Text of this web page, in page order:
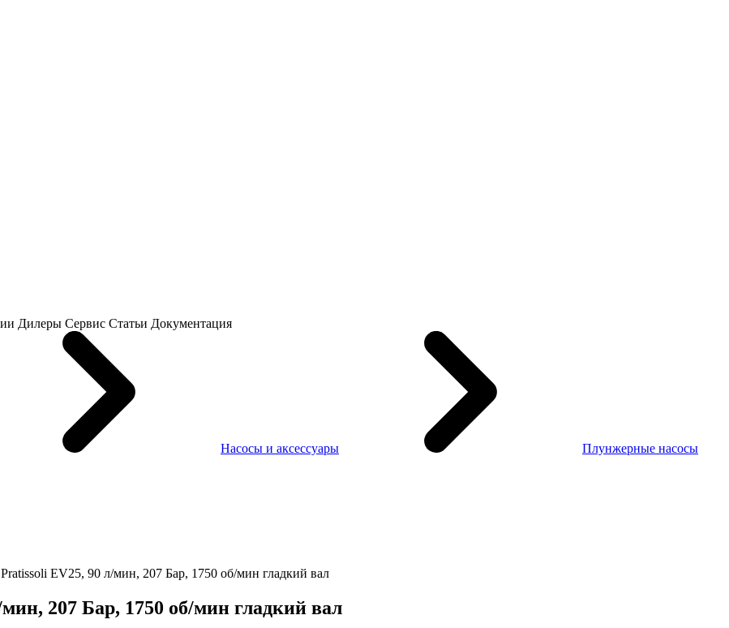
Дилеры Сервис Статьи Документация
Насосы и аксессуары Плунжерные насосы
EV25, 90 л/мин, 207 Бар, 1750 об/мин гладкий вал
207 Бар, 1750 об/мин гладкий вал